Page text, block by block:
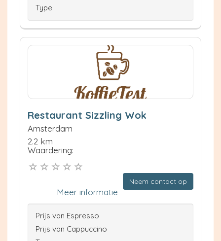
Type
Restaurant Sizzling Wok
Amsterdam
2.2 km
Waardering:
Neem contact op
Meer informatie
Prijs van Espresso
Prijs van Cappuccino